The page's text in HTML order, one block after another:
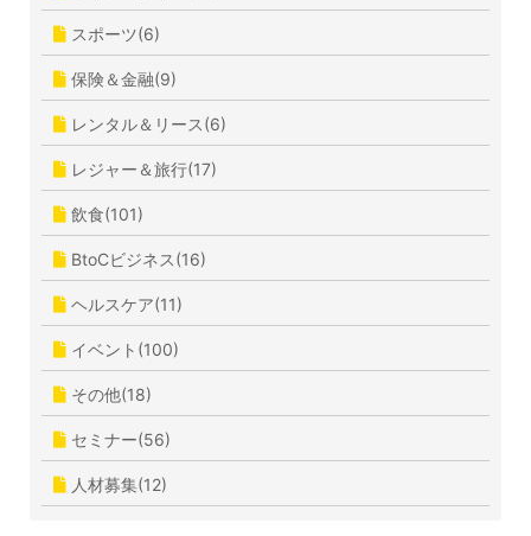
スポーツ(6)
保険＆金融(9)
レンタル＆リース(6)
レジャー＆旅行(17)
飲食(101)
BtoCビジネス(16)
ヘルスケア(11)
イベント(100)
その他(18)
セミナー(56)
人材募集(12)